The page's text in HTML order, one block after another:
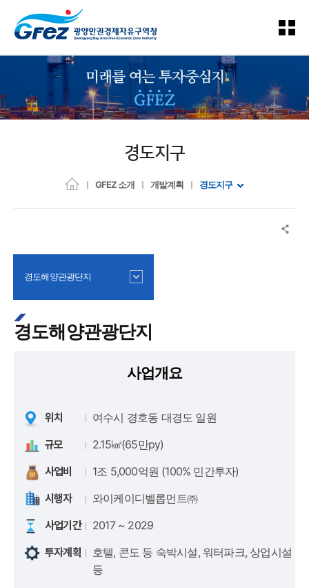
경도지구
GFEZ 소개 개발계획 경도지구
경도해양관광단지
경도해양관광단지
사업개요
위치 여수시 경호동 대경도 일원
규모 2.15㎢(65만py)
사업비 1조 5,000억원 (100% 민간투자)
시행자 와이케이디벨롭먼트㈜
사업기간 2017 ~ 2029
투자계획
호텔, 콘도 등 숙박시설, 워터파크, 상업시설
등